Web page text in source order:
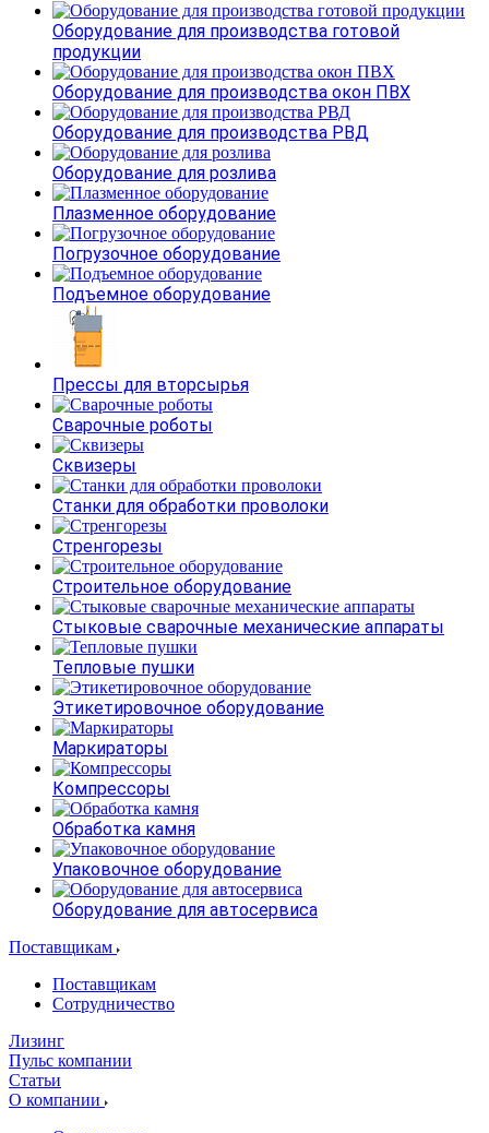
Оборудование для производства готовой
продукции
Оборудование для производства окон ПВХ
Оборудование для производства РВД
Оборудование для розлива
Плазменное оборудование
Погрузочное оборудование
Подъемное оборудование
Прессы для вторсырья
Сварочные роботы
Сквизеры
Станки для обработки проволоки
Стренгорезы
Строительное оборудование
Стыковые сварочные механические аппараты
Тепловые пушки
Этикетировочное оборудование
Маркираторы
Компрессоры
Обработка камня
Упаковочное оборудование
Оборудование для автосервиса
Поставщикам
Поставщикам
Сотрудничество
Лизинг
Пульс компании
Статьи
О компании